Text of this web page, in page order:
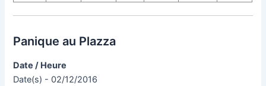
Panique au Plazza
Date / Heure
Date(s) - 02/12/2016